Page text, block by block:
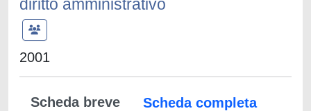
diritto amministrativo
2001
Scheda breve
Scheda completa